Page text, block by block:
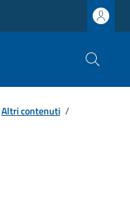
Altri contenuti /